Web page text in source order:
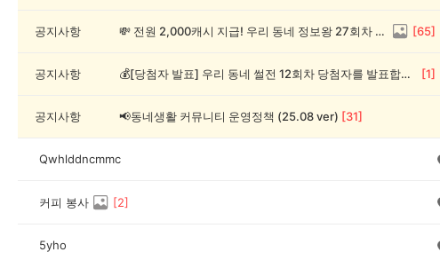
공지사항 💸 전원 2,000캐시 지급! 우리 동네 정보왕 27회차 (~8/10) [65]
공지사항 💰[당첨자 발표] 우리 동네 썰전 12회차 당첨자를 발표합니다! [1]
공지사항 📢동네생활 커뮤니티 운영정책 (25.08 ver) [31]
Qwhlddncmmc
커피 봉사 [2]
5yho